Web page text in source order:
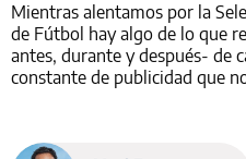
Mientras alentamos por la
de Fútbol hay algo de lo que
antes, durante y después- de
constante de publicidad que